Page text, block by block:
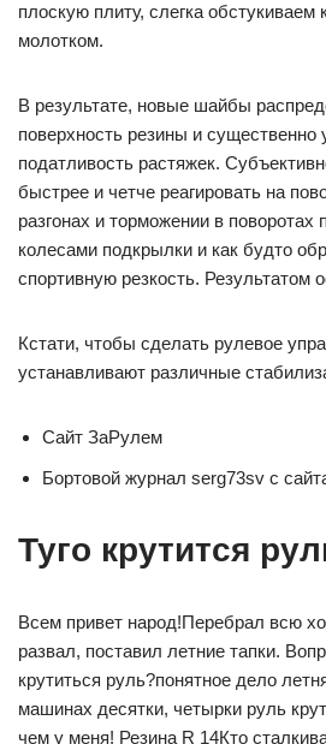
плоскую плиту, слегка обстукиваем
молотком.
В результате, новые шайбы
поверхность резины и
податливость растяжек.
быстрее и четче реагировать на
разгонах и торможении в поворотах
колесами подкрылки и как будто
спортивную резкость. Результатом
Кстати, чтобы сделать рулевое
устанавливают различные
Сайт ЗаРулем
Бортовой журнал serg73sv с
Туго крутится
Всем привет народ!Перебрал всю
развал, поставил летние тапки.
крутиться руль?понятное дело
машинах десятки, четырки руль
чем у меня! Резина R 14Кто